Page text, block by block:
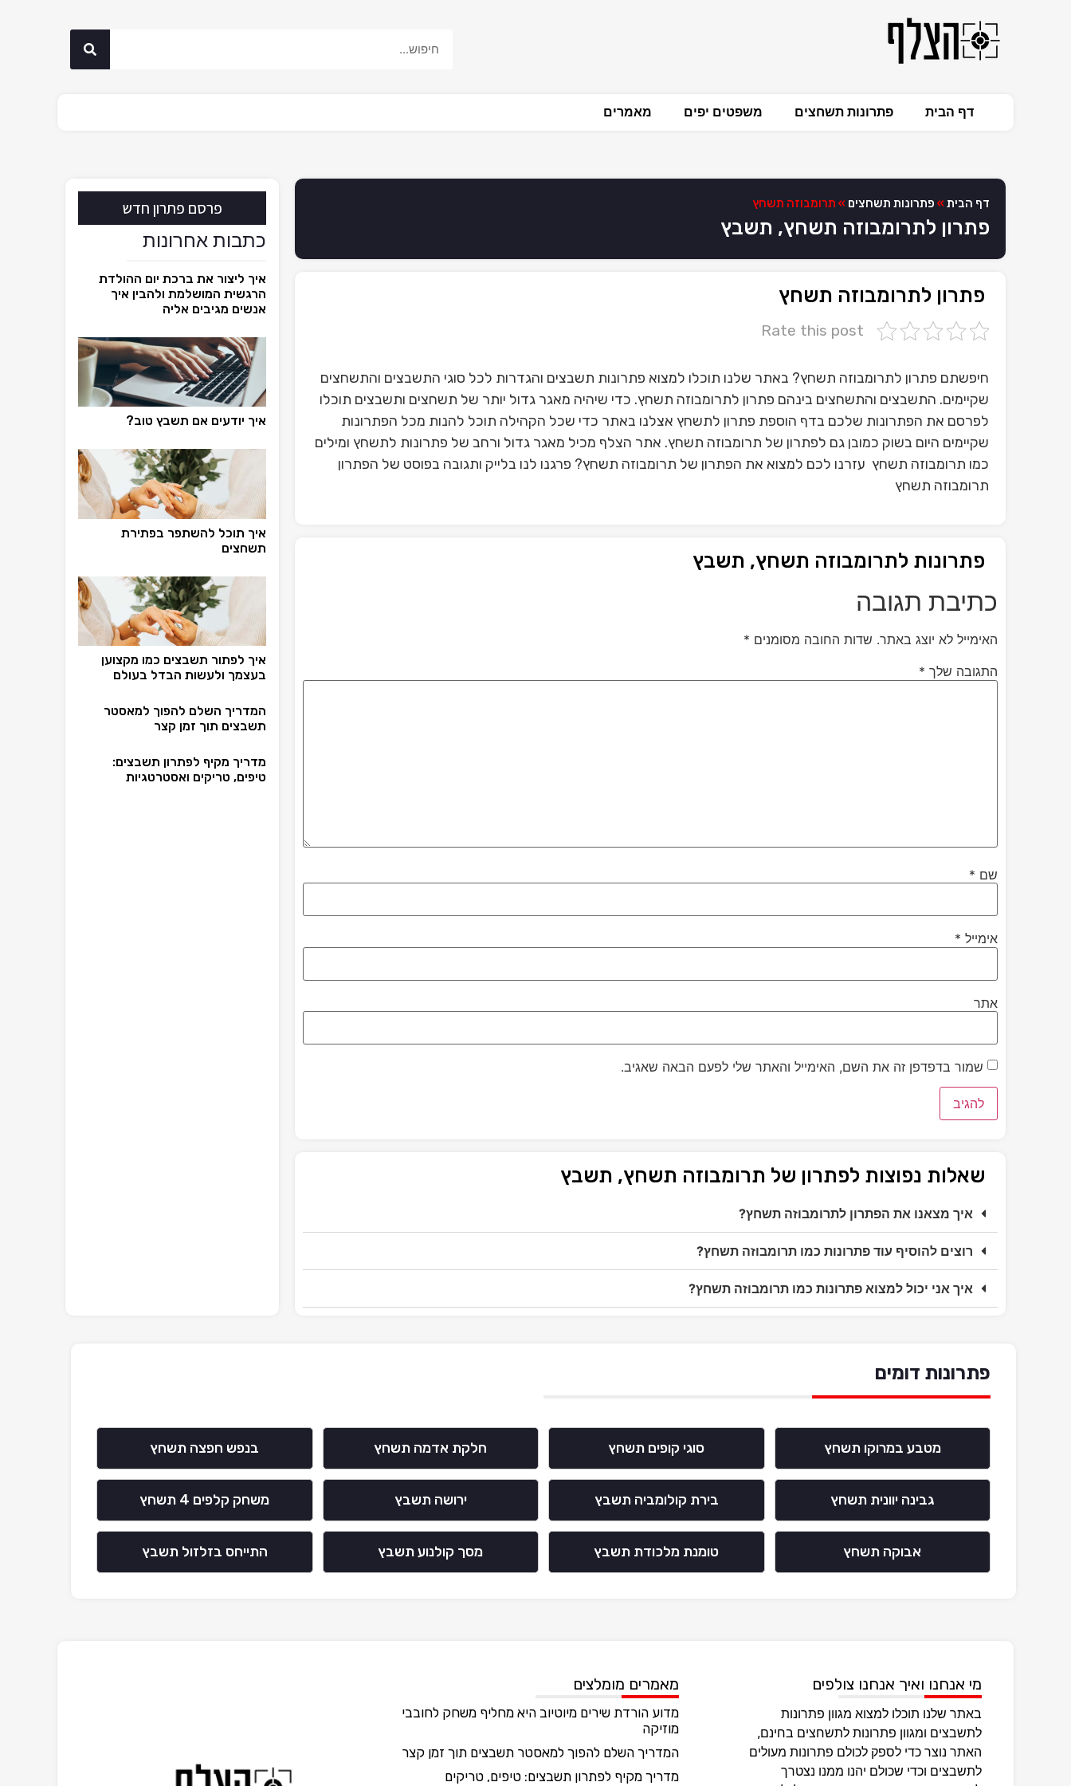
דף הבית פתרונות תשחצים משפטים יפים מאמרים
דף הבית » פתרונות תשחצים » תרומבוזה תשחץ
פתרון לתרומבוזה תשחץ, תשבץ
פתרון לתרומבוזה תשחץ
Rate this post
חיפשתם פתרון לתרומבוזה תשחץ? באתר שלנו תוכלו למצוא פתרונות תשבצים והגדרות לכל סוגי התשבצים והתשחצים
שקיימים. התשבצים והתשחצים בינהם פתרון לתרומבוזה תשחץ. כדי שיהיה מאגר גדול יותר של תשחצים ותשבצים תוכלו
לפרסם את הפתרונות שלכם בדף הוספת פתרון לתשחץ אצלנו באתר כדי שכל הקהילה תוכל להנות מכל הפתרונות
שקיימים היום בשוק כמובן גם לפתרון של תרומבוזה תשחץ. אתר הצלף מכיל מאגר גדול ורחב של פתרונות לתשחץ ומילים
כמו תרומבוזה תשחץ עזרנו לכם למצוא את הפתרון של תרומבוזה תשחץ? פרגנו לנו בלייק ותגובה בפוסט של הפתרון
תרומבוזה תשחץ
פתרונות לתרומבוזה תשחץ, תשבץ
כתיבת תגובה
האימייל לא יוצג באתר. שדות החובה מסומנים *
התגובה שלך *
שם *
אימייל *
אתר
שמור בדפדפן זה את השם, האימייל והאתר שלי לפעם הבאה שאגיב.
שאלות נפוצות לפתרון של תרומבוזה תשחץ, תשבץ
איך מצאנו את הפתרון לתרומבוזה תשחץ?
רוצים להוסיף עוד פתרונות כמו תרומבוזה תשחץ?
איך אני יכול למצוא פתרונות כמו תרומבוזה תשחץ?
פרסם פתרון חדש
כתבות אחרונות
איך ליצור את ברכת יום ההולדת
הרגשית המושלמת ולהבין איך
אנשים מגיבים אליה
איך יודעים אם תשבץ טוב?
איך תוכל להשתפר בפתירת
תשחצים
איך לפתור תשבצים כמו מקצוען
בעצמך ולעשות הבדל בעולם
המדריך השלם להפוך למאסטר
תשבצים תוך זמן קצר
מדריך מקיף לפתרון תשבצים:
טיפים, טריקים ואסטרטגיות
פתרונות דומים
מטבע במרוקו תשחץ סוגי קופים תשחץ חלקת אדמה תשחץ בנפש חפצה תשחץ
גבינה יוונית תשחץ בירת קולומביה תשבץ ירושה תשבץ משחק קלפים 4 תשחץ
אבוקה תשחץ טומנת מלכודת תשבץ מסך קולנוע תשבץ התייחס בזלזול תשבץ
מי אנחנו ואיך אנחנו צולפים
באתר שלנו תוכלו למצוא מגוון פתרונות
לתשבצים ומגוון פתרונות לתשחצים בחינם,
האתר נוצר כדי לספק לכולם פתרונות מעולים
לתשבצים וכדי שכולם יהנו ממנו נצטרך
מאמרים מומלצים
מדוע הורדת שירים מיוטיוב היא מחליף משחק לחובבי
מוזיקה
המדריך השלם להפוך למאסטר תשבצים תוך זמן קצר
מדריך מקיף לפתרון תשבצים: טיפים, טריקים